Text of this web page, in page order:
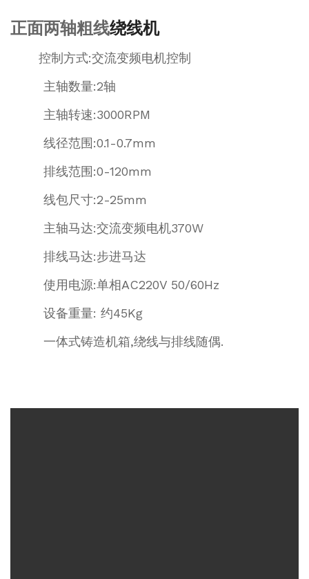
正面两轴粗线绕线机
控制方式:交流变频电机控制
主轴数量:2轴
主轴转速:3000RPM
线径范围:0.1-0.7mm
排线范围:0-120mm
线包尺寸:2-25mm
主轴马达:交流变频电机370W
排线马达:步进马达
使用电源:单相AC220V 50/60Hz
设备重量: 约45Kg
一体式铸造机箱,绕线与排线随偶.